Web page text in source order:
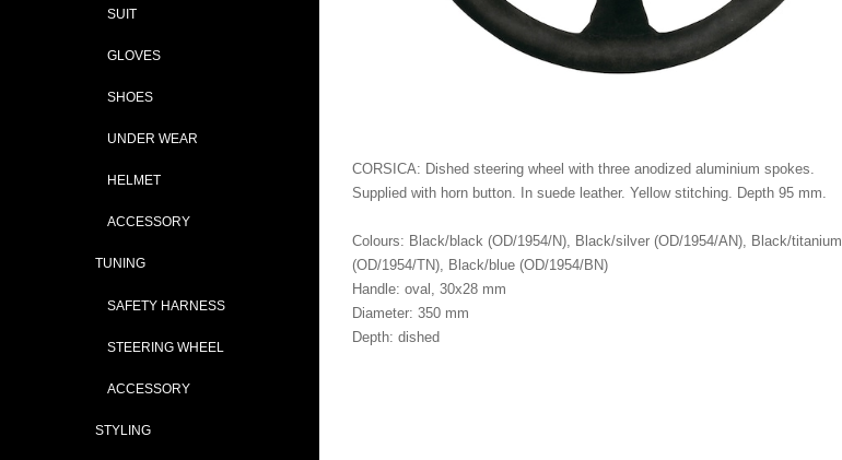
CORSICA: Dished steering wheel with three anodized aluminium spokes.
Supplied with horn button. In suede leather. Yellow stitching. Depth 95 mm.
Colours: Black/black (OD/1954/N), Black/silver (OD/1954/AN), Black/titanium
(OD/1954/TN), Black/blue (OD/1954/BN)
Handle: oval, 30x28 mm
Diameter: 350 mm
Depth: dished
SUIT
GLOVES
SHOES
UNDER WEAR
HELMET
ACCESSORY
TUNING
SAFETY HARNESS
STEERING WHEEL
ACCESSORY
STYLING